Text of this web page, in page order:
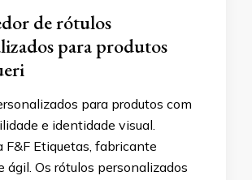
de rótulos
para produtos
para produtos com
e identidade visual.
F&F Etiquetas, fabricante
ágil. Os rótulos personalizados